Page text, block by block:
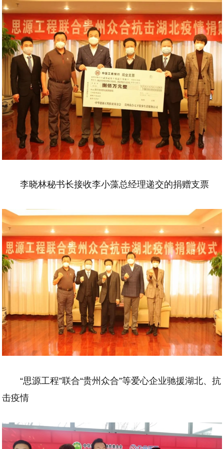
李晓林秘书长接收李小藻总经理递交的捐赠支票
“思源工程”联合“贵州众合”等爱心企业驰援湖北、抗
击疫情